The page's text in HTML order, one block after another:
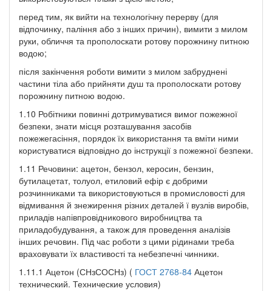
перед тим, як вийти на технологічну перерву (для
відпочинку, паління або з інших причин), вимити з милом
руки, обличчя та прополоскати ротову порожнину питною
водою;
після закінчення роботи вимити з милом забруднені
частини тіла або прийняти душ та прополоскати ротову
порожнину питною водою.
1.10 Робітники повинні дотримуватися вимог пожежної
безпеки, знати місця розташування засобів
пожежегасіння, порядок їх використання та вміти ними
користуватися відповідно до інструкції з пожежної безпеки.
1.11 Речовини: ацетон, бензол, керосин, бензин,
бутилацетат, толуол, етиловий ефір є добрими
розчинниками та використовуються в промисловості для
відмивання й знежирення різних деталей ї вузлів виробів,
приладів напівпровідникового виробництва та
приладобудування, а також для проведення аналізів
інших речовин. Під час роботи з цими рідинами треба
враховувати їх властивості та небезпечні чинники.
1.11.1 Ацетон (СНзСОСНз) ( ГОСТ 2768-84 Ацетон
технический. Технические условия)